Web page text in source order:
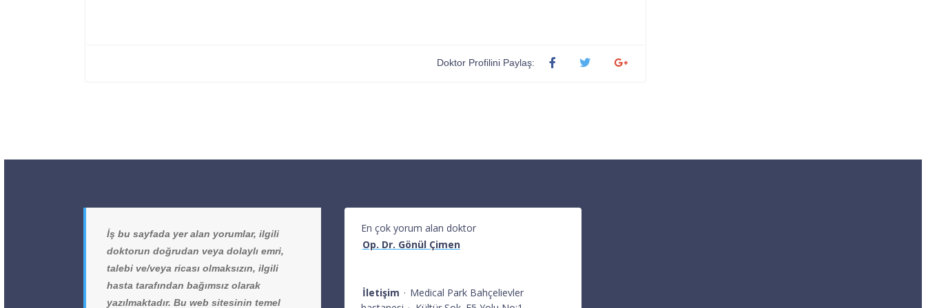
Doktor Profilini Paylaş:
İş bu sayfada yer alan yorumlar, ilgili
doktorun doğrudan veya dolaylı emri,
talebi ve/veya ricası olmaksızın, ilgili
hasta tarafından bağımsız olarak
yazılmaktadır. Bu web sitesinin temel
En çok yorum alan doktor
Op. Dr. Gönül Çimen
İletişim · Medical Park Bahçelievler